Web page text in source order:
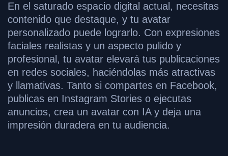
En el saturado espacio digital actual, necesitas
contenido que destaque, y tu avatar
personalizado puede lograrlo. Con expresiones
faciales realistas y un aspecto pulido y
profesional, tu avatar elevará tus publicaciones
en redes sociales, haciéndolas más atractivas
y llamativas. Tanto si compartes en Facebook,
publicas en Instagram Stories o ejecutas
anuncios, crea un avatar con IA y deja una
impresión duradera en tu audiencia.